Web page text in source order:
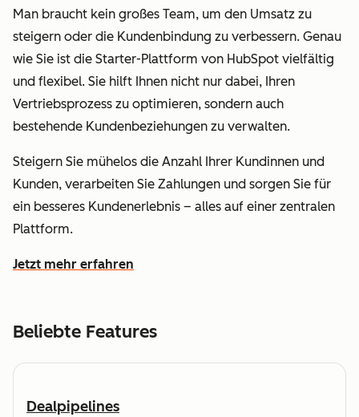
Man braucht kein großes Team, um den Umsatz zu
steigern oder die Kundenbindung zu verbessern. Genau
wie Sie ist die Starter-Plattform von HubSpot vielfältig
und flexibel. Sie hilft Ihnen nicht nur dabei, Ihren
Vertriebsprozess zu optimieren, sondern auch
bestehende Kundenbeziehungen zu verwalten.
Steigern Sie mühelos die Anzahl Ihrer Kundinnen und
Kunden, verarbeiten Sie Zahlungen und sorgen Sie für
ein besseres Kundenerlebnis – alles auf einer zentralen
Plattform.
Jetzt mehr erfahren
wie HubSpot dabei hilft, den Umsatz zu steigern und
Beliebte Features
Dealpipelines